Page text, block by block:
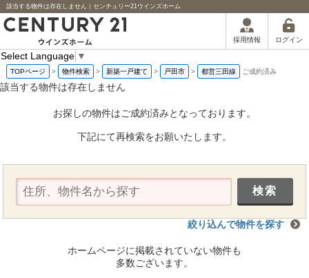
該当する物件は存在しません｜センチュリー21ウインズホーム
採用情報 ログイン
Select Language ▼
TOPページ > 物件検索 > 新築一戸建て > 戸田市 > 都営三田線 ご成約済み
該当する物件は存在しません
お探しの物件はご成約済みとなっております。
下記にて再検索をお願いたします。
絞り込んで物件を探す
ホームページに掲載されていない物件も
多数ございます。